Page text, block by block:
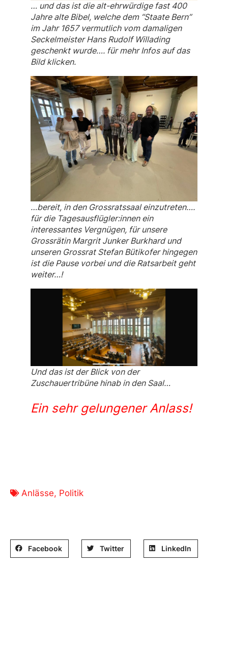
… und das ist die alt-ehrwürdige fast 400
Jahre alte Bibel, welche dem “Staate Bern”
im Jahr 1657 vermutlich vom damaligen
Seckelmeister Hans Rudolf Willading
geschenkt wurde…. für mehr Infos auf das
Bild klicken.
…bereit, in den Grossratssaal einzutreten….
für die Tagesausflügler:innen ein
interessantes Vergnügen, für unsere
Grossrätin Margrit Junker Burkhard und
unseren Grossrat Stefan Bütikofer hingegen
ist die Pause vorbei und die Ratsarbeit geht
weiter…!
Und das ist der Blick von der
Zuschauertribüne hinab in den Saal…
Ein sehr gelungener Anlass!
Anlässe, Politik
Facebook Twitter LinkedIn